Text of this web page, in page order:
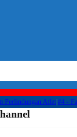
Atlet|#4 -Fadia